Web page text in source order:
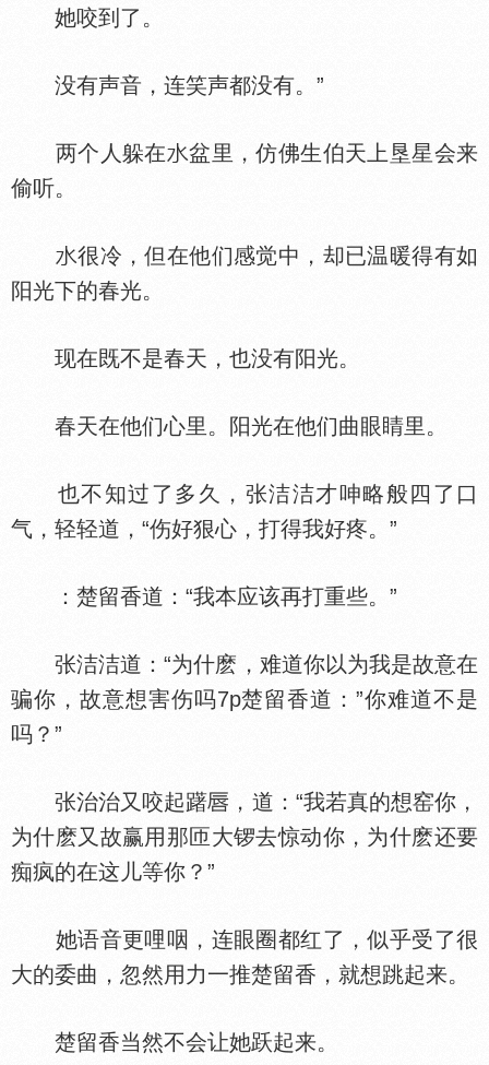
她咬到了。
没有声音，连笑声都没有。”
两个人躲在
盆里，仿佛生伯天上垦星会来
偷听。
很冷，但在他们感觉中，却已温暖得有如
阳光下的春光。
现在既不是春天，也没有阳光。
春天在他们心里。阳光在他们曲眼睛里。
也不知过了多久，张洁洁才呻略般四了口
气，轻轻道，“伤好狠心，打得我好疼。”
：楚留香道：“我本应该再打重些。”
张洁洁道：“为什麽，难道你以为我是故意在
骗你，故意想害伤吗7p楚留香道：”你难道不是
吗？”
张治治又咬起躇
，道：“我若真的想窑你，
为什麽又故赢用那匝大锣去惊动你，为什麽还要
痴疯的在这儿等你？”
她语音更哩咽，连眼圈都红了，似乎受了很
大的委曲，忽然用力一推楚留香，就想跳起来。
楚留香当然不会让她跃起来。